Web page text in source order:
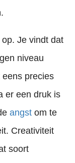
Je vindt dat
niveau
eens precies
er een druk is
angst om te
Creativiteit
soort